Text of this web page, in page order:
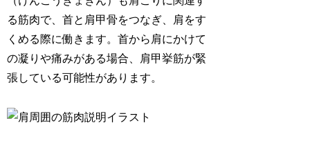
る筋肉で、首と肩甲骨をつなぎ、肩をす
くめる際に働きます。首から肩にかけて
の凝りや痛みがある場合、肩甲挙筋が緊
張している可能性があります。